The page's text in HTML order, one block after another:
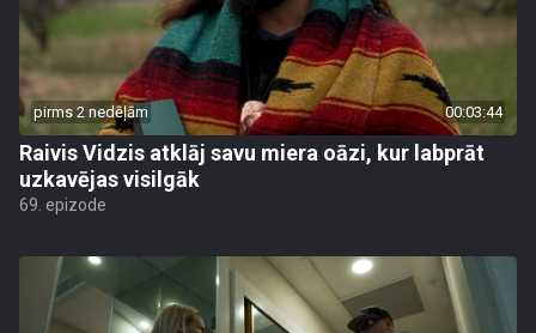
pirms 2 nedēļām 00:03:44
Raivis Vidzis atklāj savu miera oāzi, kur labprāt
uzkavējas visilgāk
69. epizode